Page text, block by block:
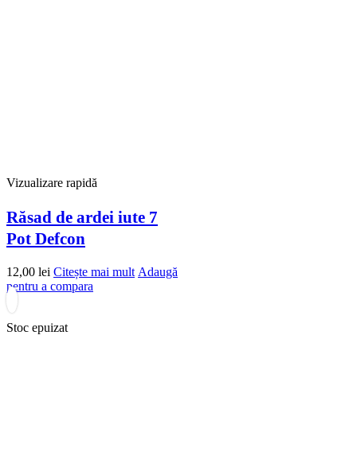
Vizualizare rapidă
Răsad de ardei iute 7
Pot Defcon
12,00 lei Citește mai mult Adaugă
pentru a compara
Stoc epuizat